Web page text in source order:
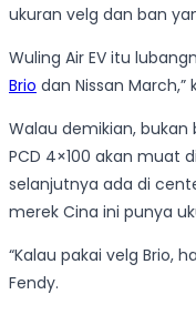
ukuran velg dan ban
Wuling Air EV itu
Brio dan Nissan March,”
Walau demikian,
PCD 4×100 akan muat
selanjutnya ada di
merek Cina ini punya
“Kalau pakai velg Brio,
Fendy.